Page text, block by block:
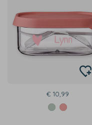
€ 10,99